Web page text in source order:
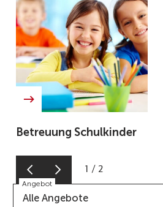
Betreuung Schulkinder
1 / 2
Angebot
Alle Angebote